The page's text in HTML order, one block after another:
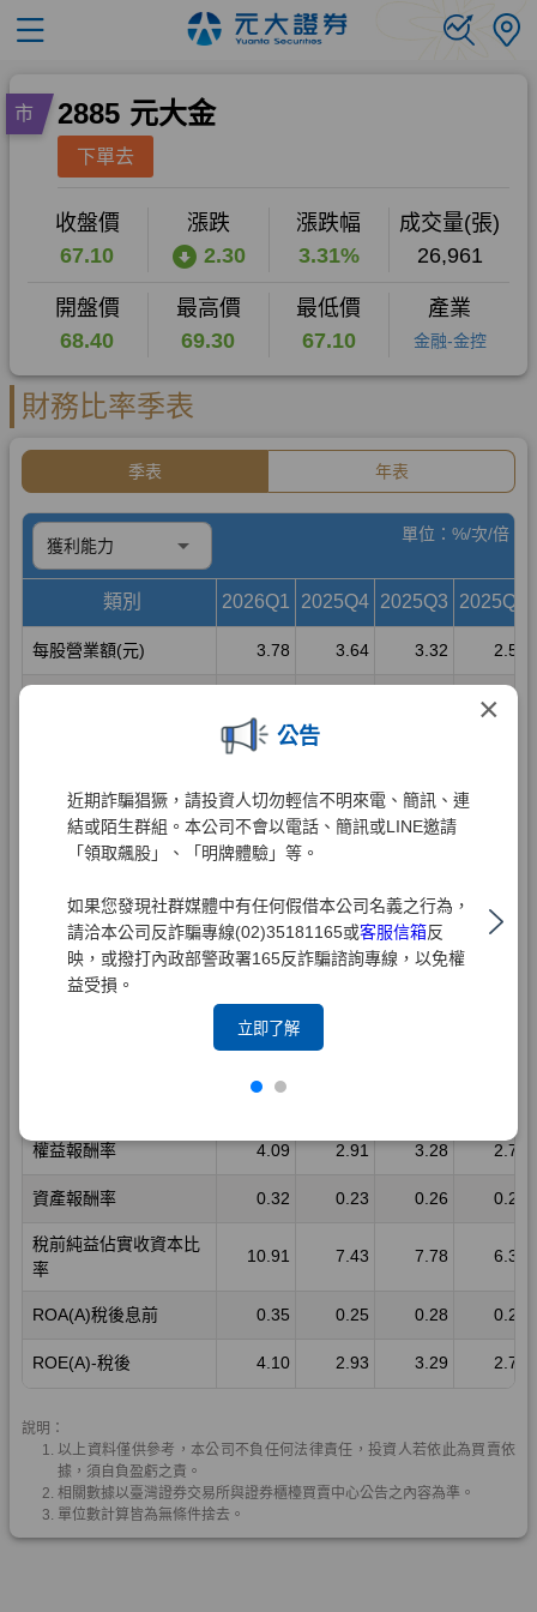
×
公告
近期詐騙猖獗，請投資人切勿輕信不明來電、簡訊、連
結或陌生群組。本公司不會以電話、簡訊或LINE邀請
「領取飆股」、「明牌體驗」等。
如果您發現社群媒體中有任何假借本公司名義之行為，
請洽本公司反詐騙專線(02)35181165或客服信箱反
映，或撥打內政部警政署165反詐騙諮詢專線，以免權
益受損。
立即了解